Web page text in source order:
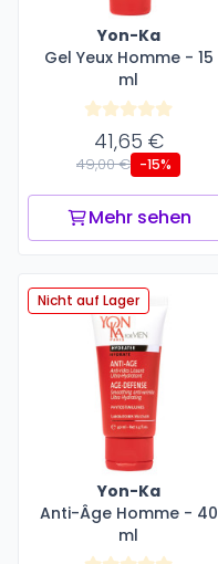
Yon-Ka
Gel Yeux Homme - 15
ml
41,65 €
49,00 € -15%
Mehr sehen
Nicht auf Lager
Yon-Ka
Anti-Âge Homme - 40
ml